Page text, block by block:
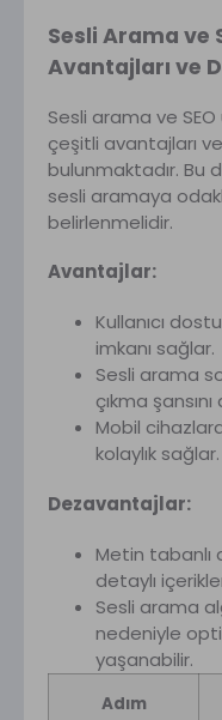
Sesli Arama ve
Avantajları ve
Sesli arama ve
çeşitli avantajları
bulunmaktadır. Bu
sesli aramaya
belirlenmelidir.
Avantajlar:
Kullanıcı
imkanı sağlar.
Sesli arama
çıkma şansını
Mobil
kolaylık sağlar.
Dezavantajlar:
Metin tabanlı
detaylı
Sesli arama
nedeniyle
yaşanabilir.
Adım